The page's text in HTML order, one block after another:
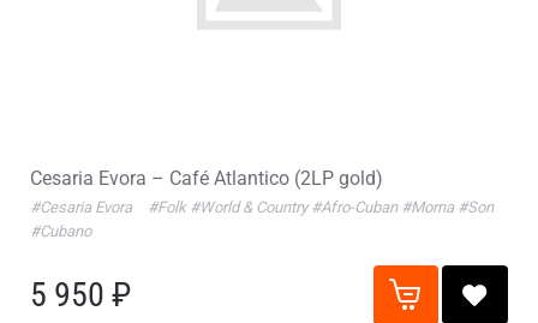
Cesaria Evora – Café Atlantico (2LP gold)
#Cesaria Evora #Folk #World & Country #Afro-Cuban #Morna #Son
#Cubano
5 950 ₽